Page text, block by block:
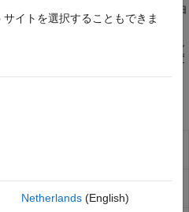
気圏内の飛行体の質点および 6 自由
およびシミュレートします。また、
(ECEF) 座標系の運動方程式の表現
合性を確認するため、座標系間の変
。
運動方程式のオイラー角表現を実
関する6自由度の運動方程式の四
を実装する
イトを選択することもできま
Netherlands(English)